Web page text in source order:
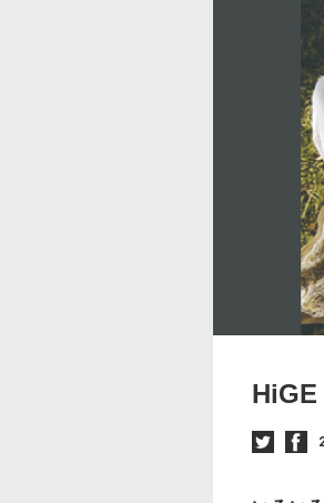
HiGE